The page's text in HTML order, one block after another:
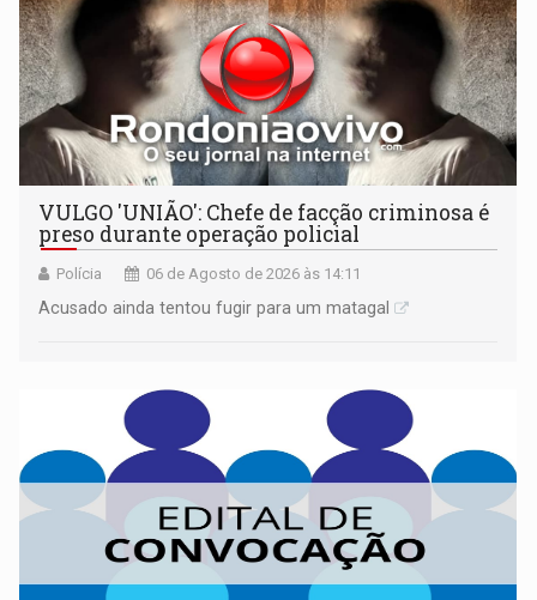
VULGO 'UNIÃO': Chefe de facção criminosa é
preso durante operação policial
Polícia 06 de Agosto de 2026 às 14:11
Acusado ainda tentou fugir para um matagal